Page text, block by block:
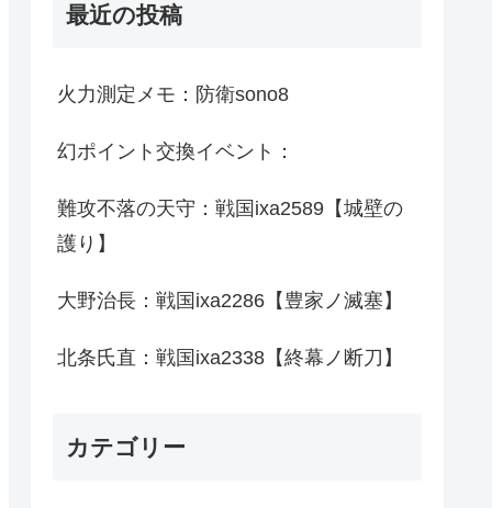
最近の投稿
火力測定メモ：防衛sono8
幻ポイント交換イベント：
難攻不落の天守：戦国ixa2589【城壁の
護り】
大野治長：戦国ixa2286【豊家ノ滅塞】
北条氏直：戦国ixa2338【終幕ノ断刀】
カテゴリー